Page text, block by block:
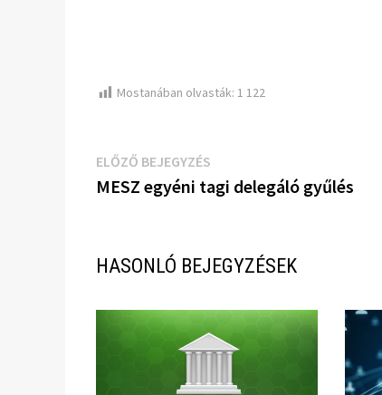
Mostanában olvasták: 1 122
Bejegyzés
navigáció
ELŐZŐ BEJEGYZÉS
bejegyzés:
MESZ egyéni tagi delegáló gyűlés
HASONLÓ BEJEGYZÉSEK